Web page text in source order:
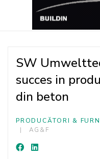
SW
succes in
din beton
PRODUCĂTORI &
AG&F